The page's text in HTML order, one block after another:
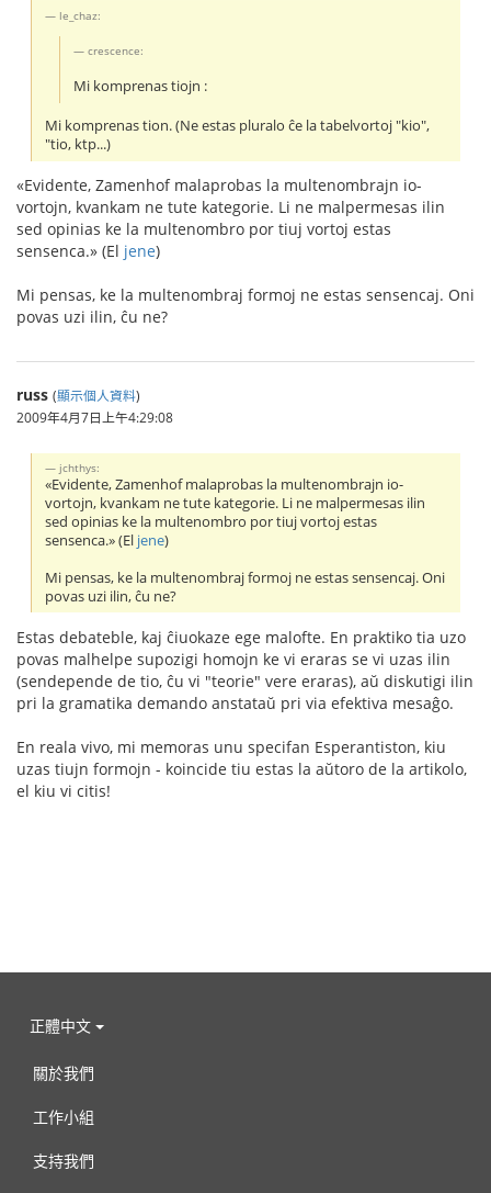
le_chaz:
crescence:
Mi komprenas tiojn :
Mi komprenas tion. (Ne estas pluralo ĉe la tabelvortoj "kio",
"tio, ktp...)
«Evidente, Zamenhof malaprobas la multenombrajn io-
vortojn, kvankam ne tute kategorie. Li ne malpermesas ilin
sed opinias ke la multenombro por tiuj vortoj estas
sensenca.» (El jene)
Mi pensas, ke la multenombraj formoj ne estas sensencaj. Oni
povas uzi ilin, ĉu ne?
russ (顯示個人資料)
2009年4月7日上午4:29:08
jchthys:
«Evidente, Zamenhof malaprobas la multenombrajn io-
vortojn, kvankam ne tute kategorie. Li ne malpermesas ilin
sed opinias ke la multenombro por tiuj vortoj estas
sensenca.» (El jene)
Mi pensas, ke la multenombraj formoj ne estas sensencaj. Oni
povas uzi ilin, ĉu ne?
Estas debateble, kaj ĉiuokaze ege malofte. En praktiko tia uzo
povas malhelpe supozigi homojn ke vi eraras se vi uzas ilin
(sendepende de tio, ĉu vi "teorie" vere eraras), aŭ diskutigi ilin
pri la gramatika demando anstataŭ pri via efektiva mesaĝo.
En reala vivo, mi memoras unu specifan Esperantiston, kiu
uzas tiujn formojn - koincide tiu estas la aŭtoro de la artikolo,
el kiu vi citis!
正體中文
關於我們
工作小組
支持我們